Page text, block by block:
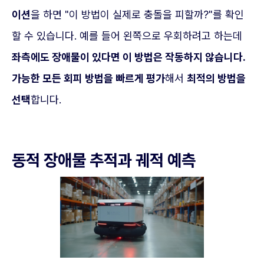
이션을 하면 "이 방법이 실제로 충돌을 피할까?"를 확인
할 수 있습니다. 예를 들어 왼쪽으로 우회하려고 하는데
좌측에도 장애물이 있다면 이 방법은 작동하지 않습니다.
가능한 모든 회피 방법을 빠르게 평가해서 최적의 방법을
선택합니다.
동적 장애물 추적과 궤적 예측